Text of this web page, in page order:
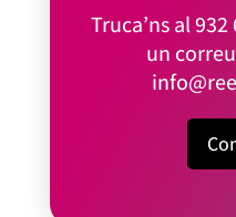
Truca’ns al932
un